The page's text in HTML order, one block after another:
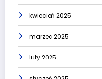
kwiecień 2025
marzec 2025
luty 2025